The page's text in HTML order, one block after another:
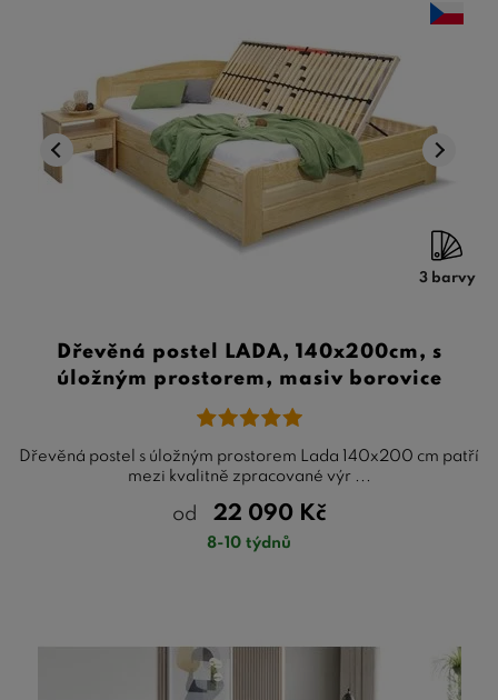
3 barvy
Dřevěná postel LADA, 140x200cm, s
úložným prostorem, masiv borovice
Dřevěná postel s úložným prostorem Lada 140x200 cm patří
mezi kvalitně zpracované výr ...
od 22 090 Kč
8-10 týdnů